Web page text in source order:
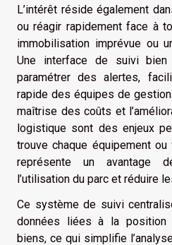
L’intérêt réside également
ou réagir rapidement face à
immobilisation imprévue ou
Une interface de suivi bien
paramétrer des alertes,
rapide des équipes de
maîtrise des coûts et
logistique sont des enjeux
trouve chaque équipement
représente un avantage
l’utilisation du parc et réduire
Ce système de suivi
données liées à la position
biens, ce qui simplifie